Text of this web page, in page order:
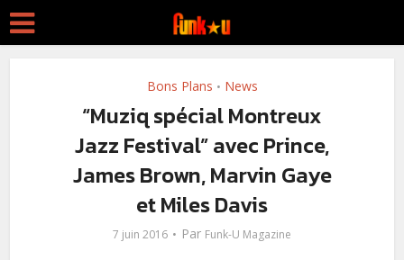
Bons Plans • News
“Muziq spécial Montreux
Jazz Festival” avec Prince,
James Brown, Marvin Gaye
et Miles Davis
7 juin 2016 Par Funk-U Magazine